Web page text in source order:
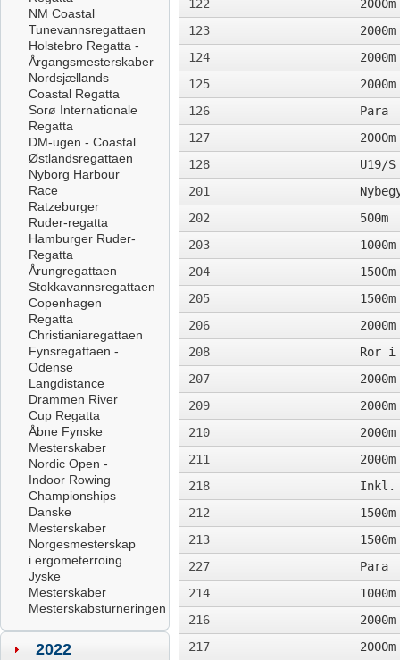
NM Coastal
Tunevannsregattaen
Holstebro Regatta -
Årgangsmesterskaber
Nordsjællands
Coastal Regatta
Sorø Internationale
Regatta
DM-ugen - Coastal
Østlandsregattaen
Nyborg Harbour
Race
Ratzeburger
Ruder-regatta
Hamburger Ruder-
Regatta
Årungregattaen
Stokkavannsregattaen
Copenhagen
Regatta
Christianiaregattaen
Fynsregattaen -
Odense
Langdistance
Drammen River
Cup Regatta
Åbne Fynske
Mesterskaber
Nordic Open -
Indoor Rowing
Championships
Danske
Mesterskaber
Norgesmesterskap
i ergometerroing
Jyske
Mesterskaber
Mesterskabsturneringen
2022
122
2000m
123
2000m
124
2000m
125
2000m
126
Para
127
2000m
128
U19/S
201
202
500m
203
1000m
204
1500m
205
1500m
206
2000m
208
Ror i
207
2000m
209
2000m
210
2000m
211
2000m
218
Inkl.
212
1500m
213
1500m
227
Para
214
1000m
216
2000m
217
2000m